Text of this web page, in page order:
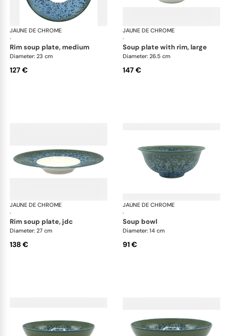
JAUNE DE CHROME
·
Nymphéa
rim soup plate, medium
Diameter: 23 cm
127 €
JAUNE DE CHROME
·
soup plate with rim, large
Diameter: 26.5 cm
147 €
JAUNE DE CHROME
·
Nymphéa
rim soup plate, jdc
Diameter: 27 cm
138 €
JAUNE DE CHROME
·
soup bowl
Diameter: 14 cm
91 €